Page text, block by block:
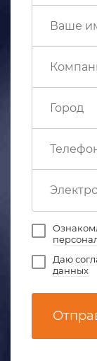
Даю
данных